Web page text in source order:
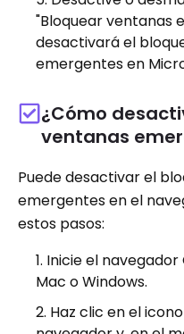
"Bloquear ventanas
desactivará el
emergentes en
¿Cómo
ventanas
Puede desactivar el
emergentes en el
estos pasos:
Inicie el
Mac o Windows.
Haz clic en el